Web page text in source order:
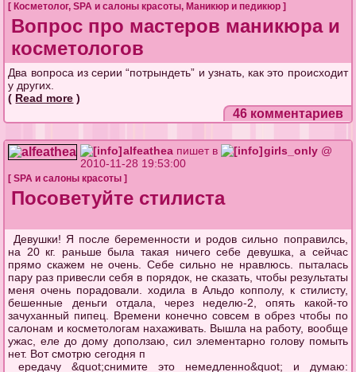
[ Косметолог,SPA и салоны красоты, Маникюр и педикюр ]
Вопрос про мастеров маникюра и
косметологов
Два вопроса из серии “потрындеть” и узнать, как это происходит
у других.
( Read more )
46 комментариев
alfeathea пишет в girls_only @
2010-11-28 19:53:00
[SPA и салоны красоты ]
Посоветуйте стилиста
Девушки! Я после беременности и родов сильно поправилсь,
на 20 кг. раньше была такая ничего себе девушка, а сейчас
прямо скажем не очень. Себе сильно не нравлюсь. пыталась
пару раз привесли себя в порядок, не сказать, чтобы результаты
меня очень порадовали. ходила в Альдо копполу, к стилисту,
бешенные деньги отдала, через неделю-2, опять какой-то
зачуханный пипец. Времени конечно совсем в обрез чтобы по
салонам и косметологам нахаживать. Вышла на работу, вообще
ужас, еле до дому доползаю, сил элементарно голову помыть
нет. Вот смотрю сегодня п
ередачу &quot;снимите это немедленно&quot; и думаю: